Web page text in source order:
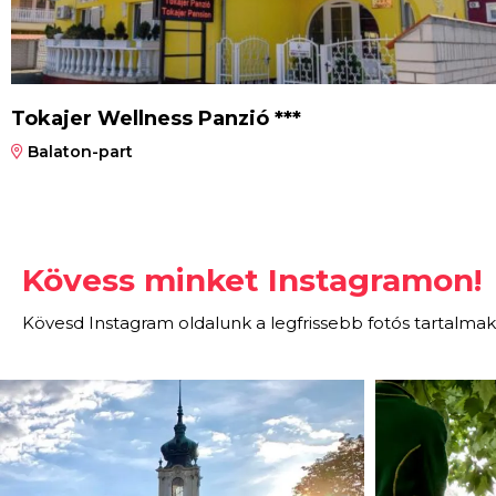
Tokajer Wellness Panzió ***
Balaton-part
Kövess minket Instagramon!
Kövesd Instagram oldalunk a legfrissebb fotós